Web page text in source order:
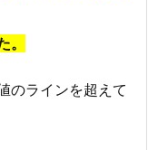
のラインを超えて